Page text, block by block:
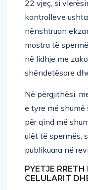
kontrolleve
nënshtruan
mostra të
në lidhje me
shëndetësore
e tyre më
për qind më
ulët të spermës,
publikuara në
CELULARIT